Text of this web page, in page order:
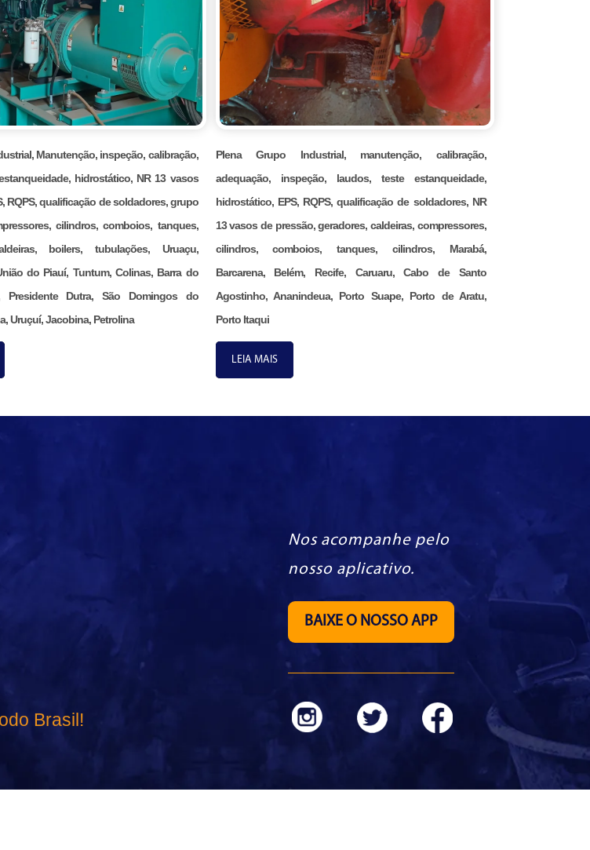
Manutenção, inspeção, calibração,
hidrostático, NR 13 vasos
RQPS, qualificação de soldadores, grupo
cilindros, comboios, tanques,
boilers, tubulações, Uruaçu,
do Piauí, Tuntum, Colinas, Barra do
Presidente Dutra, São Domingos do
Uruçuí, Jacobina, Petrolina
Plena Grupo Industrial, manutenção, calibração,
adequação, inspeção, laudos, teste estanqueidade,
hidrostático, EPS, RQPS, qualificação de soldadores, NR
13 vasos de pressão, geradores, caldeiras, compressores,
cilindros, comboios, tanques, cilindros, Marabá,
Barcarena, Belém, Recife, Caruaru, Cabo de Santo
Agostinho, Ananindeua, Porto Suape, Porto de Aratu,
Porto Itaqui
LEIA MAIS
Brasil!
Nos acompanhe pelo
nosso aplicativo.
BAIXE O NOSSO APP